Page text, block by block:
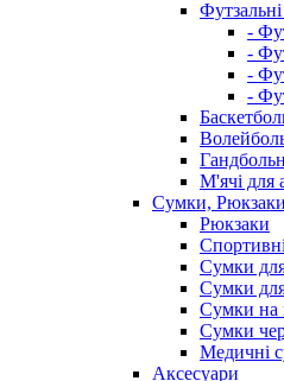
Футзальні
-
-
-
-
М'ячі для
Сумки, Рюкзаки
Рюкзаки
Сумки
Сумки
Сумки на
Сумки
Медичні
Аксесуари